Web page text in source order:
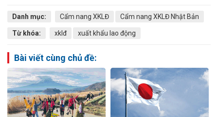
Danh mục: Cẩm nang XKLĐ Cẩm nang XKLĐ Nhật Bản
Từ khóa: xklđ xuất khẩu lao động
Bài viết cùng chủ đề: